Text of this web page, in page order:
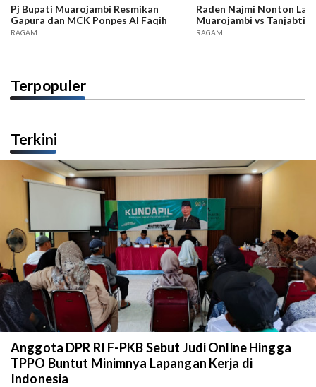
Pj Bupati Muarojambi Resmikan
Gapura dan MCK Ponpes Al Faqih
RAGAM
Raden Najmi Nonton
Muarojambi vs Tanjabtim
RAGAM
Terpopuler
Terkini
Anggota DPR RI F-PKB Sebut Judi Online Hingga
TPPO Buntut Minimnya Lapangan Kerja di
Indonesia